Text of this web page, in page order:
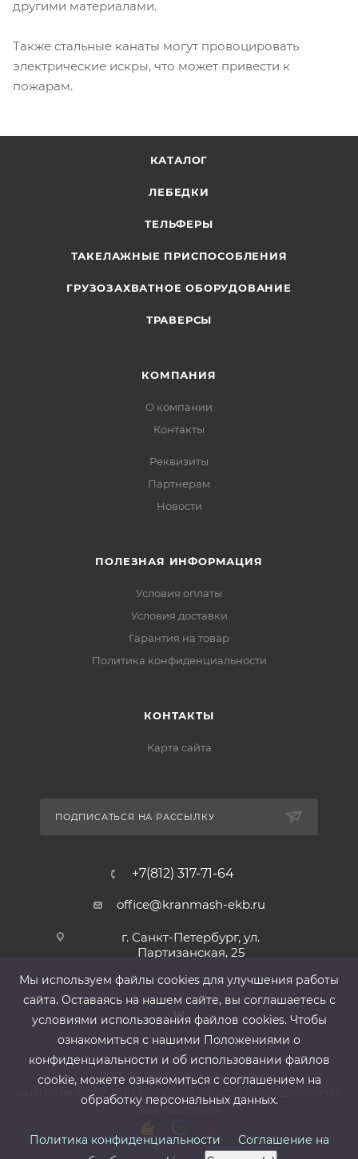
другими материалами.
Также стальные канаты могут провоцировать
электрические искры, что может привести к
пожарам.
КАТАЛОГ
ЛЕБЕДКИ
ТЕЛЬФЕРЫ
ТАКЕЛАЖНЫЕ ПРИСПОСОБЛЕНИЯ
ГРУЗОЗАХВАТНОЕ ОБОРУДОВАНИЕ
ТРАВЕРСЫ
КОМПАНИЯ
О компании
Контакты
Реквизиты
Партнерам
Новости
ПОЛЕЗНАЯ ИНФОРМАЦИЯ
Условия оплаты
Условия доставки
Гарантия на товар
Политика конфиденциальности
КОНТАКТЫ
Карта сайта
ПОДПИСАТЬСЯ НА РАССЫЛКУ
+7(812) 317-71-64
office@kranmash-ekb.ru
г. Санкт-Петербург, ул.
Партизанская, 25
2013-2026 ©ООО «КранМаш»
ИНН 6678080212, КПП 667801001 ,Р/с 40702810302500019939,
БИК 044525999
Мы используем файлы cооkies для улучшения работы
сайта. Оставаясь на нашем сайте, вы соглашаетесь с
условиями использования файлов cооkies. Чтобы
ознакомиться с нашими Положениями о
конфиденциальности и об использовании файлов
cookie, можете ознакомиться с соглашением на
обработку персональных данных.
Политика конфиденциальности
Соглашение на